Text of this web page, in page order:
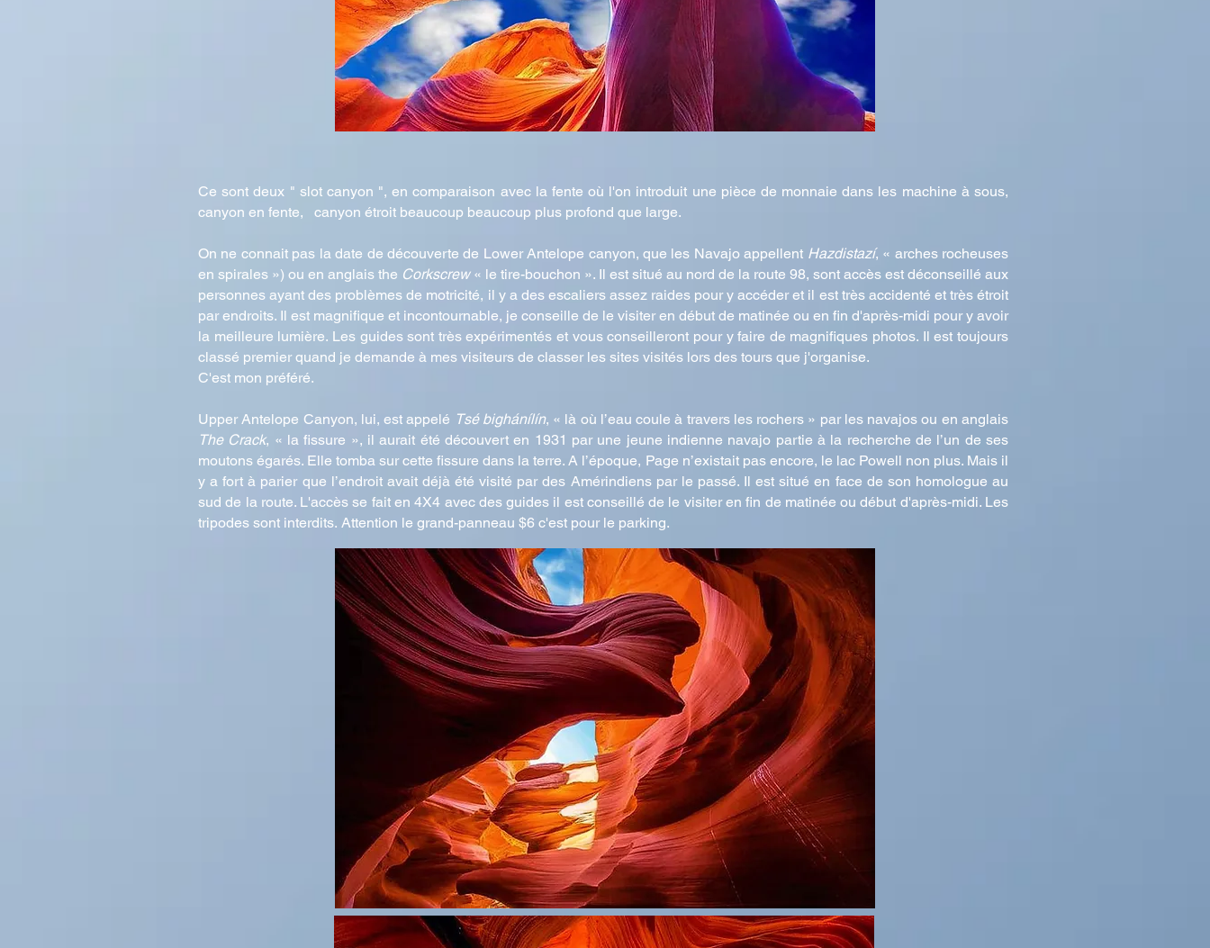
Ce sont deux " slot canyon ", en comparaison avec la fente où l'on introduit une pièce de monnaie dans les machine à sous,
canyon en fente, canyon étroit beaucoup beaucoup plus profond que large.
On ne connait pas la date de découverte de Lower Antelope canyon, que les Navajo appellent Hazdistazí, « arches rocheuses
en spirales ») ou en anglais the Corkscrew« le tire-bouchon ». Il est situé au nord de la route 98, sont accès est déconseillé aux
personnes ayant des problèmes de motricité, il y a des escaliers assez raides pour y accéder et il est très accidenté et très étroit
par endroits. Il est magnifique et incontournable, je conseille de le visiter en début de matinée ou en fin d'après-midi pour y avoir
la meilleure lumière. Les guides sont très expérimentés et vous conseilleront pour y faire de magnifiques photos. Il est toujours
classé premier quand je demande à mes visiteurs de classer les sites visités lors des tours que j'organise.
C'est mon préféré.
Upper Antelope Canyon, lui, est appelé Tsé bighánílín, « là où l’eau coule à travers les rochers » par les navajos ou en anglais
The Crack, « la fissure », il aurait été découvert en 1931 par une jeune indienne navajo partie à la recherche de l’un de ses
moutons égarés. Elle tomba sur cette fissure dans la terre. A l’époque, Page n’existait pas encore, le lac Powell non plus. Mais il
y a fort à parier que l’endroit avait déjà été visité par des Amérindiens par le passé. Il est situé en face de son homologue au
sud de la route. L'accès se fait en 4X4 avec des guides il est conseillé de le visiter en fin de matinée ou début d'après-midi. Les
tripodes sont interdits. Attention le grand-panneau $6 c'est pour le parking.